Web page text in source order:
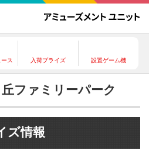
ス 入荷プライズ 設置ゲーム機
ファミリーパーク
ズ情報